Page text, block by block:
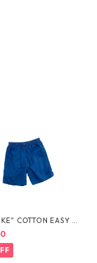
COTTON EASY S